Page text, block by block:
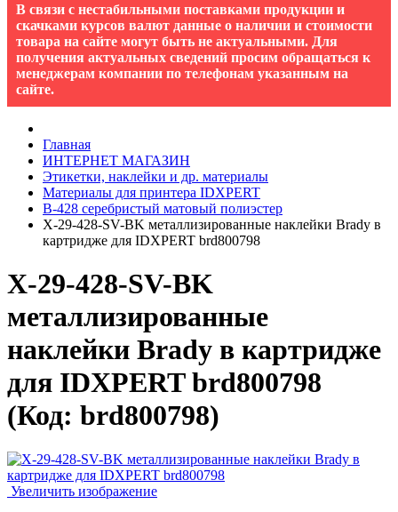
В связи с нестабильными поставками продукции и
скачками курсов валют данные о наличии и стоимости
товара на сайте могут быть не актуальными. Для
получения актуальных сведений просим обращаться к
менеджерам компании по телефонам указанным на
сайте.
Главная
ИНТЕРНЕТ МАГАЗИН
Этикетки, наклейки и др. материалы
Материалы для принтера IDXPERT
B-428 серебристый матовый полиэстер
X-29-428-SV-BK металлизированные наклейки Brady в
картридже для IDXPERT brd800798
X-29-428-SV-BK
металлизированные
наклейки Brady в картридже
для IDXPERT brd800798
(Код: brd800798)
Увеличить изображение